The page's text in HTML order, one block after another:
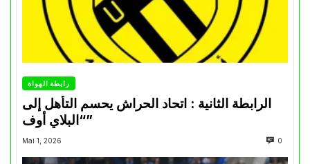
رابطة الهواة
الرابطة الثانية : اتحاد الحراش يحسم التأهل إلى
“البلاي أوف”
Mai 1, 2026 0